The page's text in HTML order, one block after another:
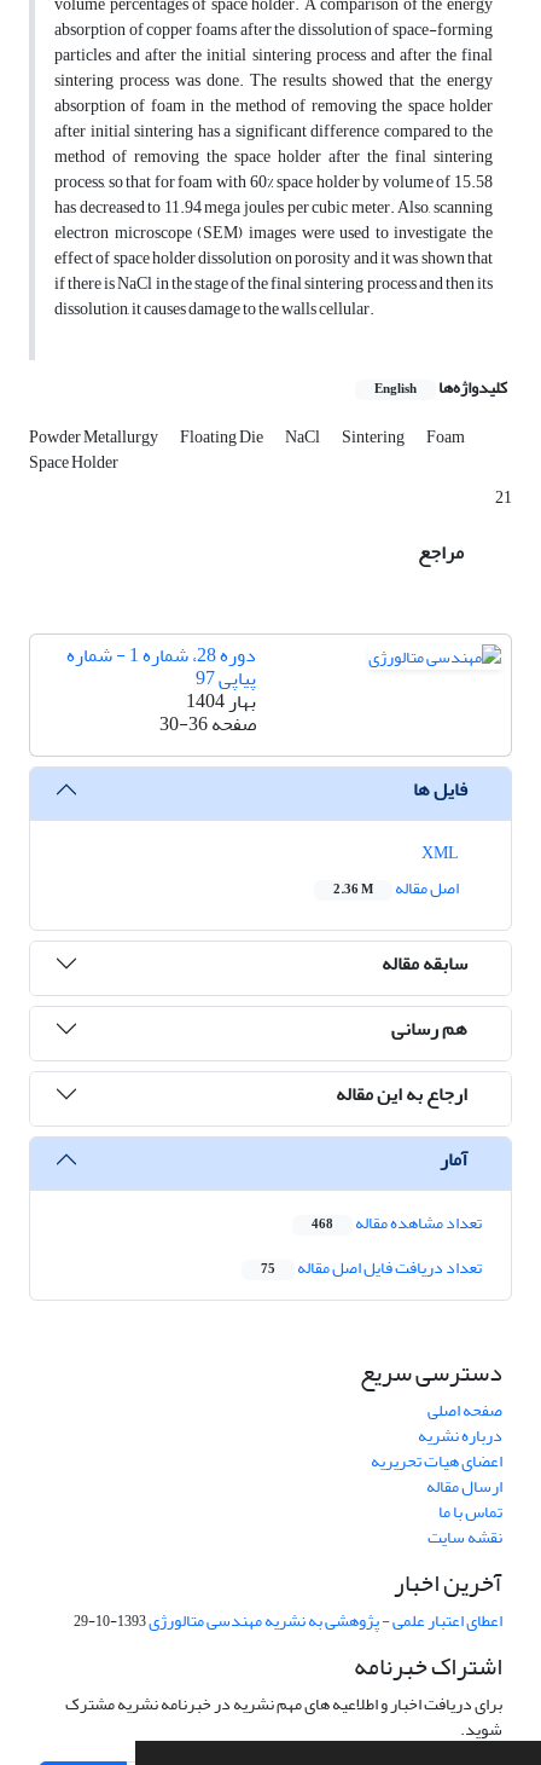
absorption of copper foams after the dissolution of space-forming
particles and after the initial sintering process and after the final
sintering process was done. The results showed that the energy
absorption of foam in the method of removing the space holder
after initial sintering has a significant difference compared to the
method of removing the space holder after the final sintering
process, so that for foam with 60% space holder by volume of 15.58
has decreased to 11.94 mega joules per cubic meter. Also, scanning
electron microscope (SEM) images were used to investigate the
effect of space holder dissolution on porosity and it was shown that
if there is NaCl in the stage of the final sintering process and then its
dissolution, it causes damage to the walls cellular.
کلیدواژه‌ها English
Powder Metallurgy Floating Die NaCl Sintering Foam
Space Holder
21
مراجع
دوره 28، شماره 1 - شماره
پیاپی 97
بهار 1404
صفحه30-36
فایل ها
اصل مقاله
2.36 M
سابقه مقاله
هم رسانی
ارجاع به این مقاله
آمار
تعداد مشاهده مقاله 468
تعداد دریافت فایل اصل مقاله 75
دسترسی سریع
صفحه اصلی
درباره نشریه
اعضای هیات تحریریه
ارسال مقاله
تماس با ما
نقشه سایت
آخرین اخبار
اعطای اعتبار علمی - پژوهشی به نشریه مهندسی متالورژی1393-10-29
اشتراک خبرنامه
برای دریافت اخبار و اطلاعیه های مهم نشریه در خبرنامه نشریه مشترک
شوید.